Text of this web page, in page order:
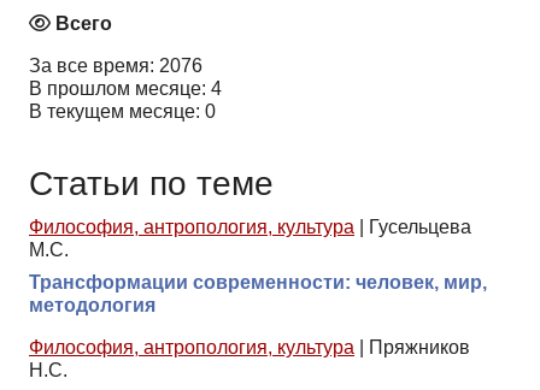
Всего
За все время: 2076
В прошлом месяце: 4
В текущем месяце: 0
Статьи по теме
Философия, антропология, культура
Гусельцева
М.С.
Трансформации современности: человек, мир,
методология
Философия, антропология, культура
Пряжников
Н.С.